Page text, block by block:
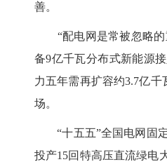
善。
“配电网是常被忽略的
备9亿千瓦分布式新能源
力五年需再扩容约3.7亿
场。
“十五五”全国电网固定
投产15回特高压直流绿电